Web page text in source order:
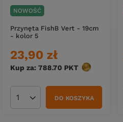
NOWOŚĆ
Przynęta FishB Vert - 19cm
- kolor 5
23,90 zł
Kup za: 788.70 PKT punktów
Ilość produktówDO KOSZYKA